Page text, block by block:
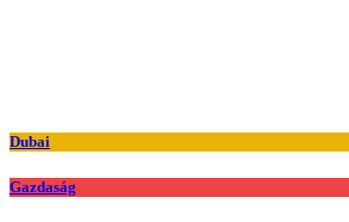
Dubai
Gazdaság